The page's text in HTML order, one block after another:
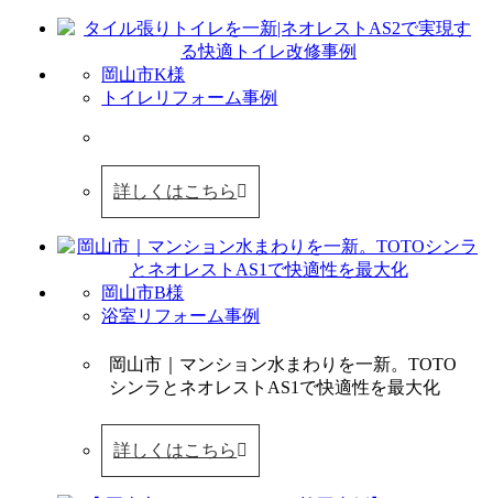
岡山市K様
トイレリフォーム事例
詳しくはこちら
岡山市B様
浴室リフォーム事例
岡山市｜マンション水まわりを一新。TOTO
シンラとネオレストAS1で快適性を最大化
詳しくはこちら